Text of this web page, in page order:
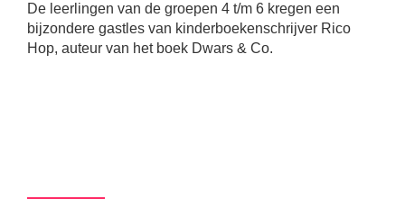
De leerlingen van de groepen 4 t/m 6 kregen een
bijzondere gastles van kinderboekenschrijver Rico
Hop, auteur van het boek Dwars & Co.